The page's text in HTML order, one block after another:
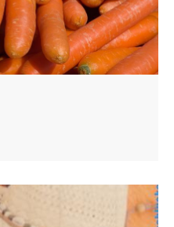
Key au Gite L'Arc en Ciel.